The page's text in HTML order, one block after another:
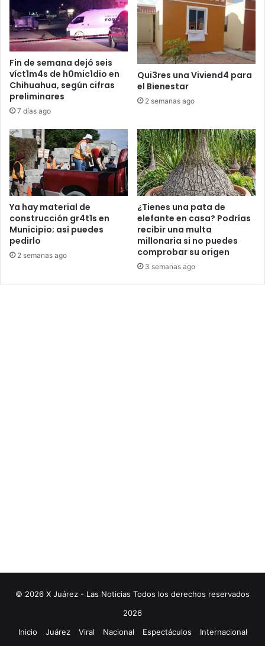
Fin de semana dejó seis
víct1m4s de h0mic1dio en
Chihuahua, según cifras
preliminares
7 días ago
Qui3res una Viviend4 para
el Bienestar
2 semanas ago
Ya hay material de
construcción gr4t1s en
Municipio; así puedes
pedirlo
2 semanas ago
¿Tienes una pata de
elefante en casa? Podrías
recibir una multa
millonaria si no puedes
comprobar su origen
3 semanas ago
© 2026 X Juárez - Las Noticias Todos los derechos reservados
2026
Inicio
Juárez Viral Nacional Espectáculos
Internacional